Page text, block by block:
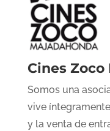
Cines
Somos una
vive
y la venta de